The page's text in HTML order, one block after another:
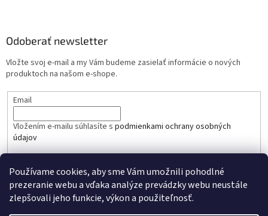
Používame cookies, aby sme Vám umožnili pohodlné
prezeranie webu a vďaka analýze prevádzky webu neustále
zlepšovali jeho funkcie, výkon a použiteľnosť.
Odoberať newsletter
Vložte svoj e-mail a my Vám budeme zasielať informácie o nových
produktoch na našom e-shope.
Email
Vložením e-mailu súhlasíte s podmienkami ochrany osobných
údajov
PRIHLÁSIŤ SA